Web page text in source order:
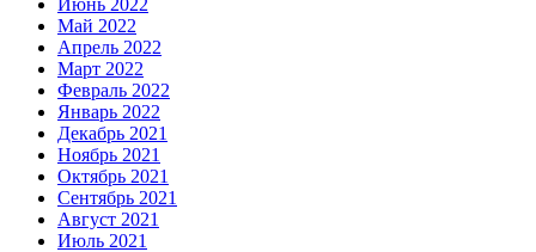
Май 2022
Апрель 2022
Март 2022
Февраль 2022
Январь 2022
Декабрь 2021
Ноябрь 2021
Октябрь 2021
Сентябрь 2021
Август 2021
Июль 2021